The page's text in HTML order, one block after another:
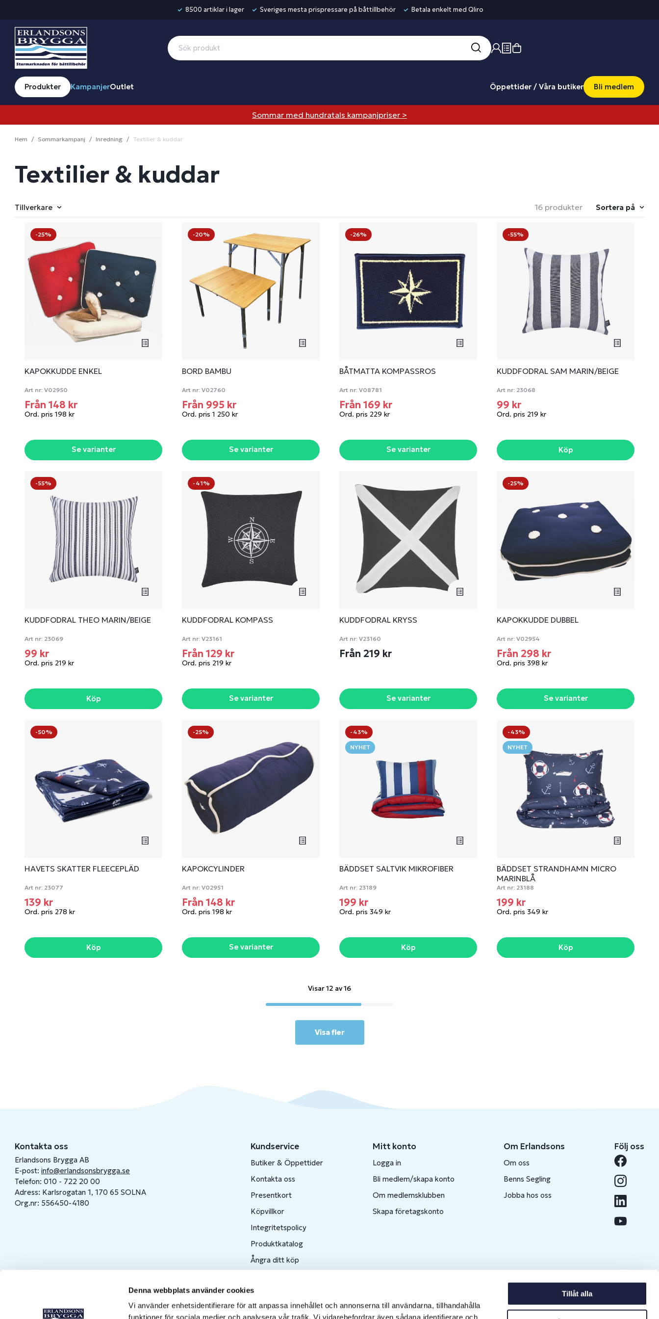
Denna webbplats använder cookies
Vi använder enhetsidentifierare för att anpassa innehållet och annonserna till användarna, tillhandahålla
funktioner för sociala medier och analysera vår trafik. Vi vidarebefordrar även sådana identifierare och
Tillåt alla
8500 artiklar i lager Sveriges mesta prispressare på båttillbehör Betala enkelt med Qliro
Produkter KampanjerOutlet Öppettider / Våra butiker Bli medlem
Sommar med hundratals kampanjpriser >
Hem Sommarkampanj Inredning Textilier & kuddar
Textilier & kuddar
Tillverkare 16 produkter Sortera på
-25%
KAPOKKUDDE ENKEL
Art nr: V02950
Från 148 kr
Ord. pris 198 kr
Se varianter
-20%
BORD BAMBU
Art nr: V02760
Från 995 kr
Ord. pris 1 250 kr
Se varianter
-26%
BÅTMATTA KOMPASSROS
Art nr: V08781
Från 169 kr
Ord. pris 229 kr
Se varianter
-55%
KUDDFODRAL SAM MARIN/BEIGE
Art nr: 23068
99 kr
Ord. pris 219 kr
Köp
-55%
KUDDFODRAL THEO MARIN/BEIGE
Art nr: 23069
99 kr
Ord. pris 219 kr
Köp
-41%
KUDDFODRAL KOMPASS
Art nr: V23161
Från 129 kr
Ord. pris 219 kr
Se varianter
KUDDFODRAL KRYSS
Art nr: V23160
Från 219 kr
Se varianter
-25%
KAPOKKUDDE DUBBEL
Art nr: V02954
Från 298 kr
Ord. pris 398 kr
Se varianter
-50%
HAVETS SKATTER FLEECEPLÄD
Art nr: 23077
139 kr
Ord. pris 278 kr
Köp
-25%
KAPOKCYLINDER
Art nr: V02951
Från 148 kr
Ord. pris 198 kr
Se varianter
-43%
NYHET
BÄDDSET SALTVIK MIKROFIBER
Art nr: 23189
199 kr
Ord. pris 349 kr
Köp
-43%
NYHET
BÄDDSET STRANDHAMN MICRO
MARINBLÅ
Art nr: 23188
199 kr
Ord. pris 349 kr
Köp
Visar 12 av 16
Visa fler
Kontakta oss
Erlandsons Brygga AB
E-post: info@erlandsonsbrygga.se
Telefon: 010 - 722 20 00
Adress: Karlsrogatan 1, 170 65 SOLNA
Org.nr: 556450-4180
Kundservice
Butiker & Öppettider
Kontakta oss
Presentkort
Köpvillkor
Integritetspolicy
Produktkatalog
Ångra ditt köp
Mitt konto
Logga in
Bli medlem/skapa konto
Om medlemsklubben
Skapa företagskonto
Om Erlandsons
Om oss
Benns Segling
Jobba hos oss
Följ oss